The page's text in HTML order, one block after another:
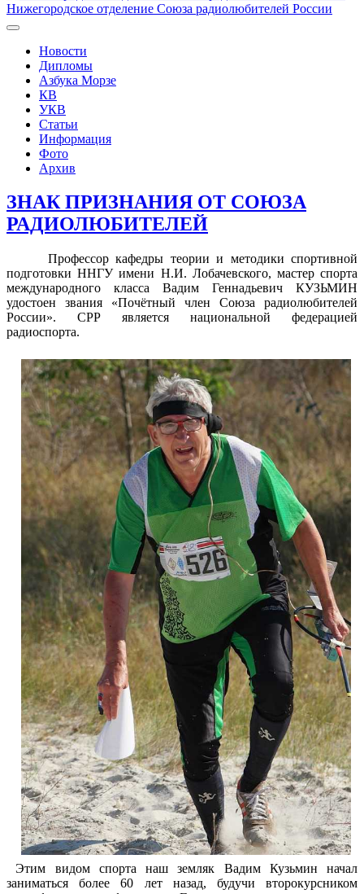
Нижегородское отделение Союза радиолюбителей России
Новости
Дипломы
Азбука Морзе
КВ
УКВ
Статьи
Информация
Фото
Архив
ЗНАК ПРИЗНАНИЯ ОТ СОЮЗА
РАДИОЛЮБИТЕЛЕЙ
Профессор кафедры теории и методики спортивной
подготовки ННГУ имени Н.И. Лобачевского, мастер спорта
международного класса Вадим Геннадьевич КУЗЬМИН
удостоен звания «Почётный член Союза радиолюбителей
России». СРР является национальной федерацией
радиоспорта.
Этим видом спорта наш земляк Вадим Кузьмин начал
заниматься более 60 лет назад, будучи второкурсником